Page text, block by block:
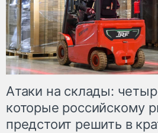
Атаки на склады:
которые российскому
предстоит решить в